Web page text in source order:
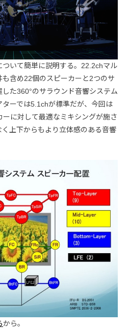
いて簡単に説明する。22.2chマル
含め22個のスピーカーと2つのサ
た360°のサラウンド音響システム
ーでは5.1chが標準だが、今回は
に対して最適なミキシングが施さ
上下からもより立体感のある音響
から。